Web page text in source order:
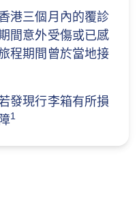
港三個月內的覆診
間意外受傷或已感
程期間曾於當地接
發現行李箱有所損
1